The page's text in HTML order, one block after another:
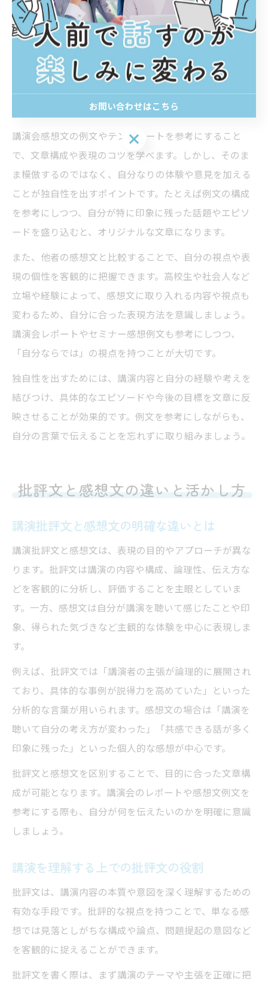
この技を活用することで、単なるまとめや感想から一歩
進んだ、深みのある批評文を作成できます。初心者はま
ず、講演の中で疑問に思った点や共感した部分を書き出
し、それをもとに自分の意見を整理してみましょう。
講演会感想文例文を参考に独自性を出す
講演会感想文の例文やテンプレートを参考にすること
で、文章構成や表現のコツを学べます。しかし、そのま
ま模倣するのではなく、自分なりの体験や意見を加える
ことが独自性を出すポイントです。たとえば例文の構成
を参考にしつつ、自分が特に印象に残った話題やエピソ
ードを盛り込むと、オリジナルな文章になります。
また、他者の感想文と比較することで、自分の視点や表
現の個性を客観的に把握できます。高校生や社会人など
立場や経験によって、感想文に取り入れる内容や視点も
変わるため、自分に合った表現方法を意識しましょう。
講演会レポートやセミナー感想例文も参考にしつつ、
「自分ならでは」の視点を持つことが大切です。
独自性を出すためには、講演内容と自分の経験や考えを
結びつけ、具体的なエピソードや今後の目標を文章に反
映させることが効果的です。例文を参考にしながらも、
自分の言葉で伝えることを忘れずに取り組みましょう。
批評文と感想文の違いと活かし方
講演批評文と感想文の明確な違いとは
講演批評文と感想文は、表現の目的やアプローチが異な
ります。批評文は講演の内容や構成、論理性、伝え方な
どを客観的に分析し、評価することを主眼としていま
す。一方、感想文は自分が講演を聴いて感じたことや印
象、得られた気づきなど主観的な体験を中心に表現しま
す。
例えば、批評文では「講演者の主張が論理的に展開され
ており、具体的な事例が説得力を高めていた」といった
分析的な言葉が用いられます。感想文の場合は「講演を
聴いて自分の考え方が変わった」「共感できる話が多く
印象に残った」といった個人的な感想が中心です。
批評文と感想文を区別することで、目的に合った文章構
成が可能となります。講演会のレポートや感想文例文を
参考にする際も、自分が何を伝えたいのかを明確に意識
しましょう。
講演を理解する上での批評文の役割
批評文は、講演内容の本質や意図を深く理解するための
有効な手段です。批評的な視点を持つことで、単なる感
想では見落としがちな構成や論点、問題提起の意図など
を客観的に捉えることができます。
批評文を書く際は、まず講演のテーマや主張を正確に把
お問い合わせはこちら
お問い合わせはこちら